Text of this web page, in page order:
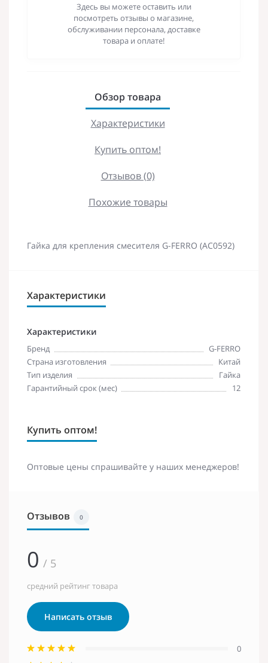
Здесь вы можете оставить или
посмотреть отзывы о магазине,
обслуживании персонала, доставке
товара и оплате!
Обзор товара
Характеристики
Купить оптом!
Отзывов (0)
Похожие товары
Гайка для крепления смесителя G-FERRO (AC0592)
Характеристики
Характеристики
Бренд
G-FERRO
Страна изготовления
Китай
Тип изделия
Гайка
Гарантийный срок (мес)
12
Купить оптом!
Оптовые цены спрашивайте у наших менеджеров!
Отзывов 0
0 / 5
средний рейтинг товара
Написать отзыв
0